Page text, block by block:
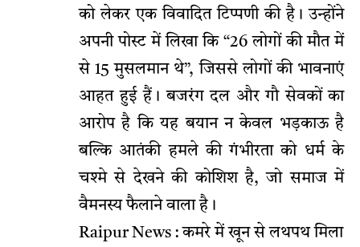
को लेकर एक विवादित टिप्पणी की है। उन्होंने
अपनी पोस्ट में लिखा कि “26 लोगों की मौत में
से 15 मुसलमान थे”, जिससे लोगों की भावनाएं
आहत हुई हैं। बजरंग दल और गौ सेवकों का
आरोप है कि यह बयान न केवल भड़काऊ है
बल्कि आतंकी हमले की गंभीरता को धर्म के
चश्मे से देखने की कोशिश है, जो समाज में
वैमनस्य फैलाने वाला है।
Raipur News : कमरे में खून से लथपथ मिला